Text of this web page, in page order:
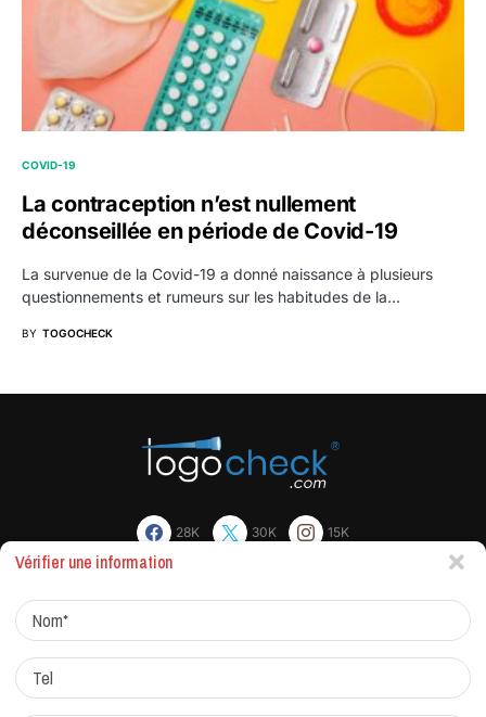
COVID-19
La contraception n’est nullement
déconseillée en période de Covid-19
La survenue de la Covid-19 a donné naissance à plusieurs
questionnements et rumeurs sur les habitudes de la…
BY TOGOCHECK
28K 30K 15K
Protocole de correction
Vérifier une information